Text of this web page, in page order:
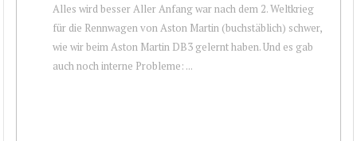
Alles wird besser Aller Anfang war nach dem 2. Weltkrieg
für die Rennwagen von Aston Martin (buchstäblich) schwer,
wie wir beim Aston Martin DB3 gelernt haben. Und es gab
auch noch interne Probleme: ...